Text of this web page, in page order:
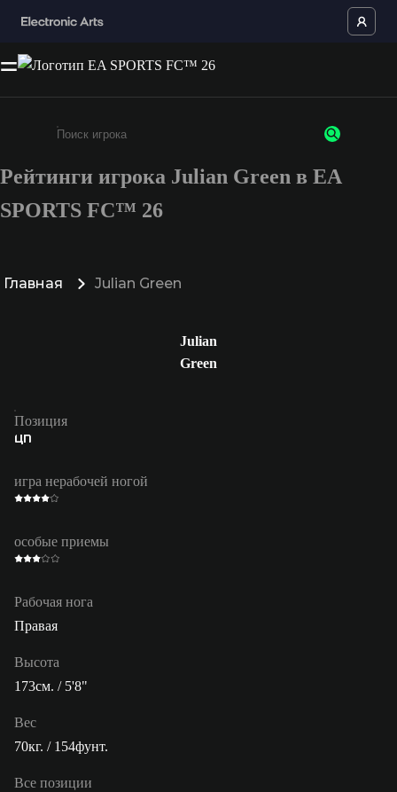
Введите не менее 3 символов или цифр
Рейтинги игрока Julian Green в EA
SPORTS FC™ 26
Главная Julian Green
Julian
Green
Позиция
ЦП
игра нерабочей ногой
особые приемы
Рабочая нога
Правая
Высота
173см. / 5'8"
Вес
70кг. / 154фунт.
Все позиции